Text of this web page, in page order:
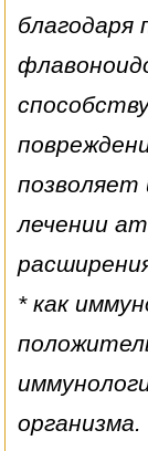
позволяет
лечении
* как